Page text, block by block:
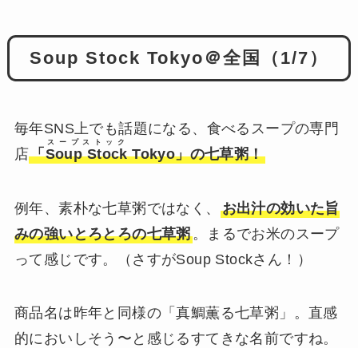
Soup Stock Tokyo＠全国（1/7）
毎年SNS上でも話題になる、食べるスープの専門
店「Soup Stock
スープストック
Tokyo」の七草粥！
例年、素朴な七草粥ではなく、 お出汁の効いた旨
みの強いとろとろの七草粥。まるでお米のスープ
って感じです。（さすがSoup Stockさん！）
商品名は昨年と同様の「真鯛薫る七草粥」。直感
的においしそう〜と感じるすてきな名前ですね。